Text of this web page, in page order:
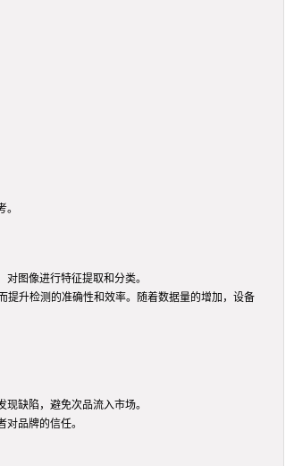
图像进行特征提取和分类。
提升检测的准确性和效率。随着数据量的增加，设备
缺陷，避免次品流入市场。
品牌的信任。